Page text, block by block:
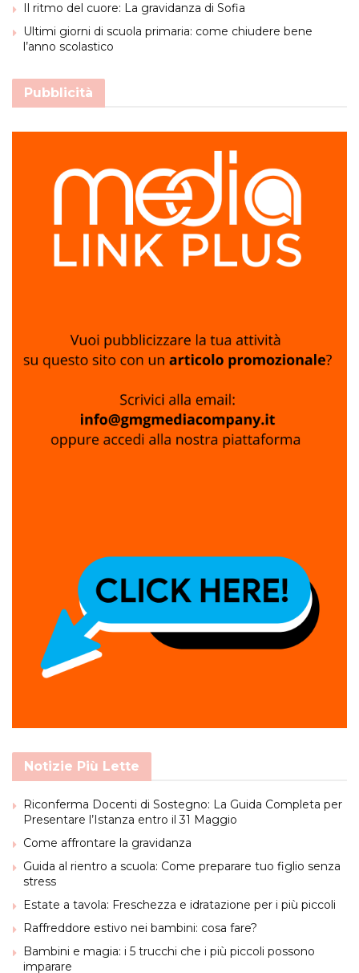
Il ritmo del cuore: La gravidanza di Sofia
Ultimi giorni di scuola primaria: come chiudere bene
l’anno scolastico
Pubblicità
Notizie Più Lette
Riconferma Docenti di Sostegno: La Guida Completa per
Presentare l’Istanza entro il 31 Maggio
Come affrontare la gravidanza
Guida al rientro a scuola: Come preparare tuo figlio senza
stress
Estate a tavola: Freschezza e idratazione per i più piccoli
Raffreddore estivo nei bambini: cosa fare?
Bambini e magia: i 5 trucchi che i più piccoli possono
imparare